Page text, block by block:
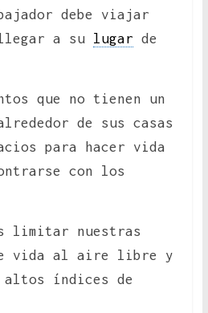
debe viajar
a su lugar de
que no tienen un
de sus casas
para hacer vida
con los
limitar nuestras
vida al aire libre y
índices de